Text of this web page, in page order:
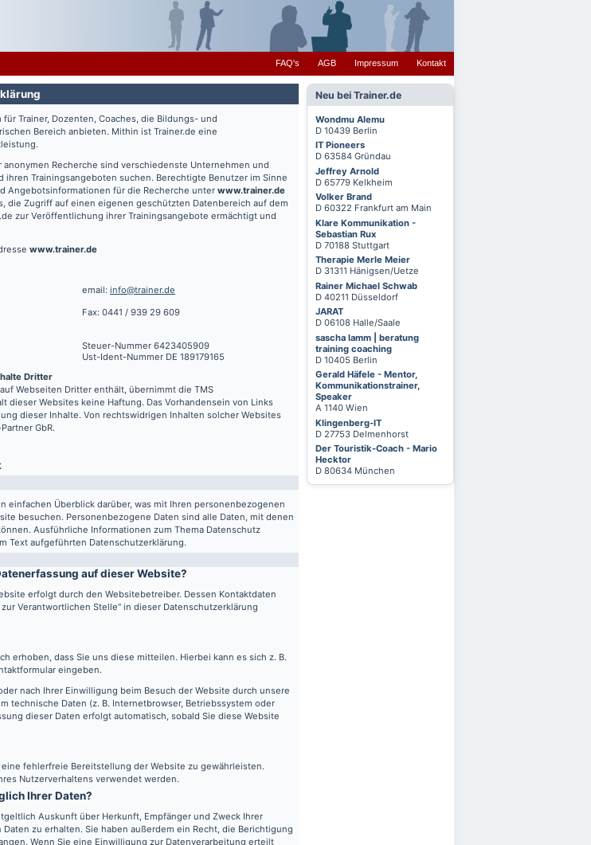
FAQ's AGB Impressum Kontakt
Neu bei Trainer.de
Wondmu Alemu
D 10439 Berlin
IT Pioneers
D 63584 Gründau
Jeffrey Arnold
D 65779 Kelkheim
Volker Brand
D 60322 Frankfurt am Main
Klare Kommunikation -
Sebastian Rux
D 70188 Stuttgart
Therapie Merle Meier
D 31311 Hänigsen/Uetze
Rainer Michael Schwab
D 40211 Düsseldorf
JARAT
D 06108 Halle/Saale
sascha lamm | beratung
training coaching
D 10405 Berlin
Gerald Häfele - Mentor,
Kommunikationstrainer,
Speaker
A 1140 Wien
Klingenberg-IT
D 27753 Delmenhorst
Der Touristik-Coach - Mario
Hecktor
D 80634 München
Trainer, Dozenten, Coaches, die Bildungs- und
Bereich anbieten. Mithin ist Trainer.de eine
anonymen Recherche sind verschiedenste Unternehmen und
ihren Trainingsangeboten suchen. Berechtigte Benutzer im Sinne
Angebotsinformationen für die Recherche unter www.trainer.de
die Zugriff auf einen eigenen geschützten Datenbereich auf dem
zur Veröffentlichung ihrer Trainingsangebote ermächtigt und
www.trainer.de
email: info@trainer.de
Fax: 0441 / 939 29 609
Steuer-Nummer 6423405909
Ust-Ident-Nummer DE 189179165
Dritter
Webseiten Dritter enthält, übernimmt die TMS
dieser Websites keine Haftung. Das Vorhandensein von Links
dieser Inhalte. Von rechtswidrigen Inhalten solcher Websites
GbR.
einfachen Überblick darüber, was mit Ihren personenbezogenen
besuchen. Personenbezogene Daten sind alle Daten, mit denen
Ausführliche Informationen zum Thema Datenschutz
Text aufgeführten Datenschutzerklärung.
auf dieser Website?
erfolgt durch den Websitebetreiber. Dessen Kontaktdaten
Verantwortlichen Stelle“ in dieser Datenschutzerklärung
erhoben, dass Sie uns diese mitteilen. Hierbei kann es sich z. B.
eingeben.
nach Ihrer Einwilligung beim Besuch der Website durch unsere
technische Daten (z. B. Internetbrowser, Betriebssystem oder
dieser Daten erfolgt automatisch, sobald Sie diese Website
fehlerfreie Bereitstellung der Website zu gewährleisten.
Nutzerverhaltens verwendet werden.
Ihrer Daten?
Auskunft über Herkunft, Empfänger und Zweck Ihrer
zu erhalten. Sie haben außerdem ein Recht, die Berichtigung
Wenn Sie eine Einwilligung zur Datenverarbeitung erteilt